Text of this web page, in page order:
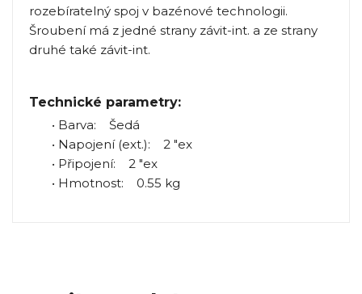
rozebíratelný spoj v bazénové technologii.
Šroubení má z jedné strany závit-int. a ze strany
druhé také závit-int.
Technické parametry:
• Barva: Šedá
• Napojení (ext.): 2 "ex
• Připojení: 2 "ex
• Hmotnost: 0.55 kg